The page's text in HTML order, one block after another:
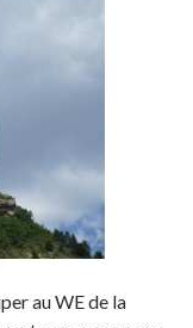
au WE de la